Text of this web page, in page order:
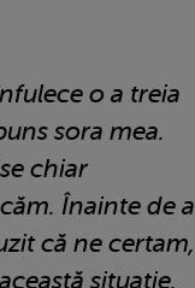
o a treia
sora mea.
chiar
Înainte de a
că ne certam,
situație.